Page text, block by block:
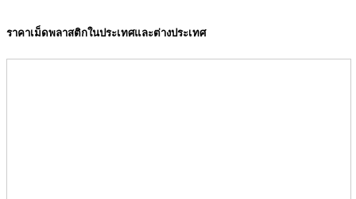
ราคาเม็ดพลาสติกในประเทศและต่างประเทศ